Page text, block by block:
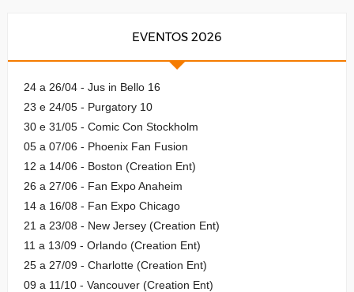
EVENTOS 2026
24 a 26/04 - Jus in Bello 16
23 e 24/05 - Purgatory 10
30 e 31/05 - Comic Con Stockholm
05 a 07/06 - Phoenix Fan Fusion
12 a 14/06 - Boston (Creation Ent)
26 a 27/06 - Fan Expo Anaheim
14 a 16/08 - Fan Expo Chicago
21 a 23/08 - New Jersey (Creation Ent)
11 a 13/09 - Orlando (Creation Ent)
25 a 27/09 - Charlotte (Creation Ent)
09 a 11/10 - Vancouver (Creation Ent)